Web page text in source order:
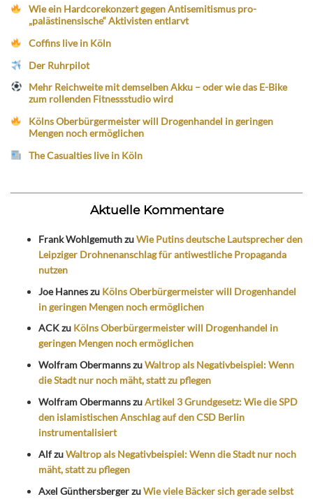
Wie ein Hardcorekonzert gegen Antisemitismus pro-
„palästinensische“ Aktivisten entlarvt
Coffins live in Köln
Der Ruhrpilot
Mehr Reichweite mit demselben Akku – oder wie das E-Bike
zum rollenden Fitnessstudio wird
Kölns Oberbürgermeister will Drogenhandel in geringen
Mengen noch ermöglichen
The Casualties live in Köln
Aktuelle Kommentare
Frank WohlgemuthzuWie Putins deutsche Lautsprecher den
Leipziger Drohnenanschlag für antiwestliche Propaganda
nutzen
Joe Hanneszu Kölns Oberbürgermeister will Drogenhandel
in geringen Mengen noch ermöglichen
ACKzu Kölns Oberbürgermeister will Drogenhandel in
geringen Mengen noch ermöglichen
Wolfram ObermannszuWaltrop als Negativbeispiel: Wenn
die Stadt nur noch mäht, statt zu pflegen
Wolfram ObermannszuArtikel 3 Grundgesetz: Wie die SPD
den islamistischen Anschlag auf den CSD Berlin
instrumentalisiert
AlfzuWaltrop als Negativbeispiel: Wenn die Stadt nur noch
mäht, statt zu pflegen
Axel GünthersbergerzuWie viele Bäcker sich gerade selbst